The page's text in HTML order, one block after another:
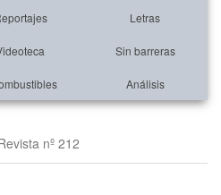
Letras
Sin barreras
Análisis
nº 212